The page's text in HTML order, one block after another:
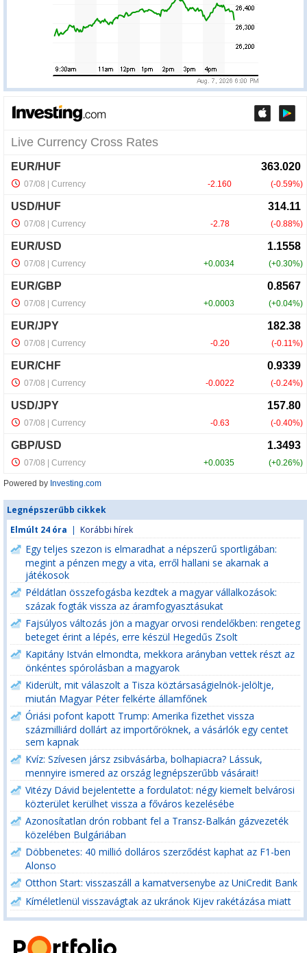
Powered by Investing.com
Legnépszerűbb cikkek
Elmúlt 24 óra | Korábbi hírek
Egy teljes szezon is elmaradhat a népszerű sportligában:
megint a pénzen megy a vita, erről hallani se akarnak a
játékosok
Példátlan összefogásba kezdtek a magyar vállalkozások:
százak fogták vissza az áramfogyasztásukat
Fajsúlyos változás jön a magyar orvosi rendelőkben: rengeteg
beteget érint a lépés, erre készül Hegedűs Zsolt
Kapitány István elmondta, mekkora arányban vettek részt az
önkéntes spórolásban a magyarok
Kiderült, mit válaszolt a Tisza köztársaságielnök-jelöltje,
miután Magyar Péter felkérte államfőnek
Óriási pofont kapott Trump: Amerika fizethet vissza
százmilliárd dollárt az importőröknek, a vásárlók egy centet
sem kapnak
Kvíz: Szívesen jársz zsibvásárba, bolhapiacra? Lássuk,
mennyire ismered az ország legnépszerűbb vásárait!
Vitézy Dávid bejelentette a fordulatot: négy kiemelt belvárosi
közterület kerülhet vissza a főváros kezelésébe
Azonosítatlan drón robbant fel a Transz-Balkán gázvezeték
közelében Bulgáriában
Döbbenetes: 40 millió dolláros szerződést kaphat az F1-ben
Alonso
Otthon Start: visszaszáll a kamatversenybe az UniCredit Bank
Kíméletlenül visszavágtak az ukránok Kijev rakétázása miatt